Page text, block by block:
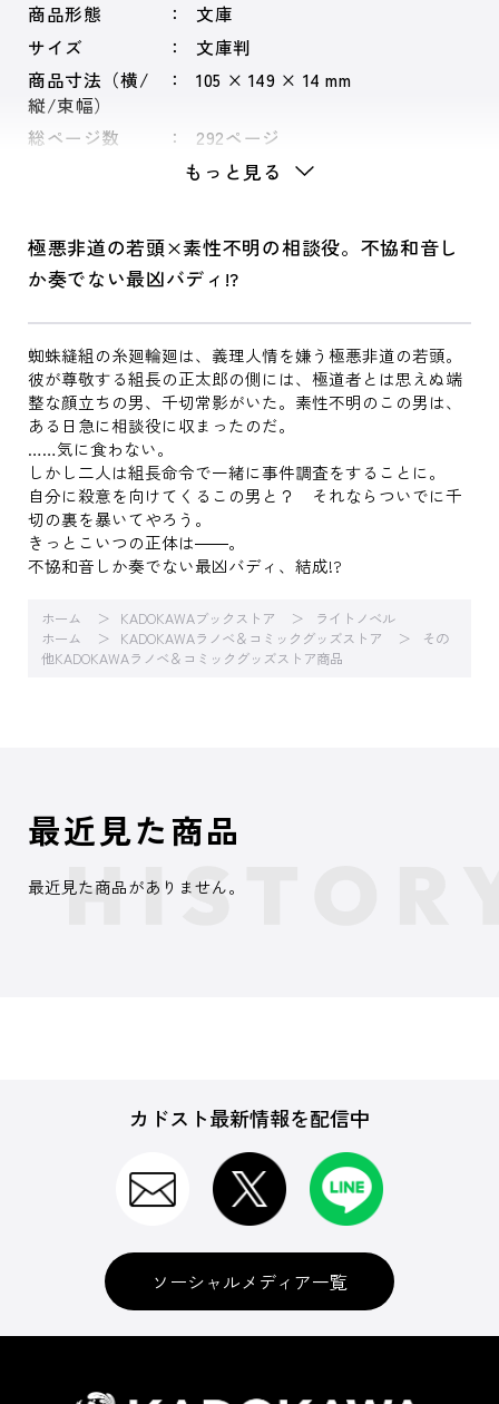
商品形態
文庫
サイズ
文庫判
商品寸法（横/
縦/束幅）
105 × 149 × 14 mm
総ページ数 292ページ
もっと見る
極悪非道の若頭×素性不明の相談役。不協和音し
か奏でない最凶バディ!?
蜘蛛縫組の糸廻輪廻は、義理人情を嫌う極悪非道の若頭。
彼が尊敬する組長の正太郎の側には、極道者とは思えぬ端
整な顔立ちの男、千切常影がいた。素性不明のこの男は、
ある日急に相談役に収まったのだ。
……気に食わない。
しかし二人は組長命令で一緒に事件調査をすることに。
自分に殺意を向けてくるこの男と？ それならついでに千
切の裏を暴いてやろう。
きっとこいつの正体は――。
不協和音しか奏でない最凶バディ、結成!?
ホーム KADOKAWAブックストア
ライトノベル
ホーム
KADOKAWAラノベ＆コミックグッズストア
その
他KADOKAWAラノベ＆コミックグッズストア商品
最近見た商品
最近見た商品がありません。
カドスト最新情報を配信中
ソーシャルメディア一覧